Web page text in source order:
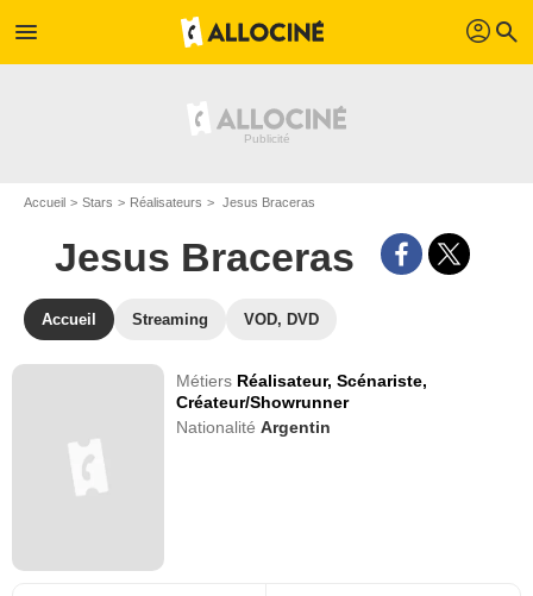
menu profil search
Accueil Stars Réalisateurs Jesus Braceras
Jesus Braceras
Accueil Streaming VOD, DVD
Métiers Réalisateur,Scénariste,
Créateur/Showrunner
NationalitéArgentin